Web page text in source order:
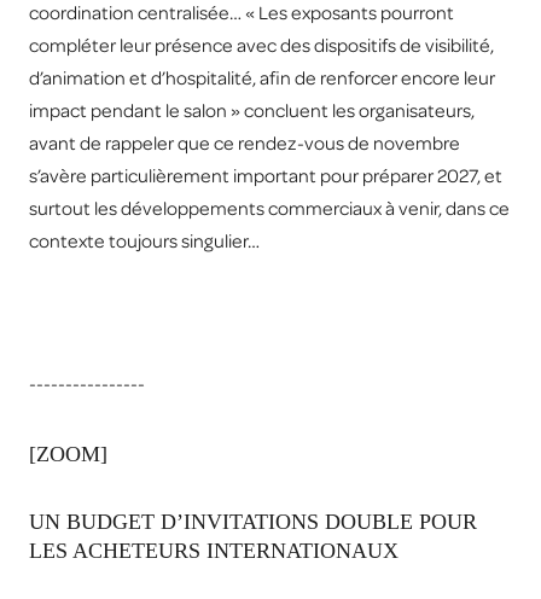
coordination centralisée… « Les exposants pourront
compléter leur présence avec des dispositifs de visibilité,
d’animation et d’hospitalité, afin de renforcer encore leur
impact pendant le salon » concluent les organisateurs,
avant de rappeler que ce rendez-vous de novembre
s’avère particulièrement important pour préparer 2027, et
surtout les développements commerciaux à venir, dans ce
contexte toujours singulier…
----------------
[ZOOM]
UN BUDGET D’INVITATIONS DOUBLE POUR
LES ACHETEURS INTERNATIONAUX